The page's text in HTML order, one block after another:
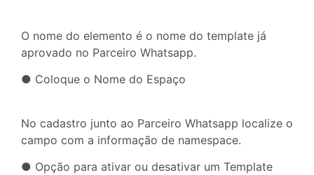
O nome do elemento é o nome do template já
aprovado no Parceiro Whatsapp.
● Coloque o Nome do Espaço
No cadastro junto ao Parceiro Whatsapp localize o
campo com a informação de namespace.
● Opção para ativar ou desativar um Template